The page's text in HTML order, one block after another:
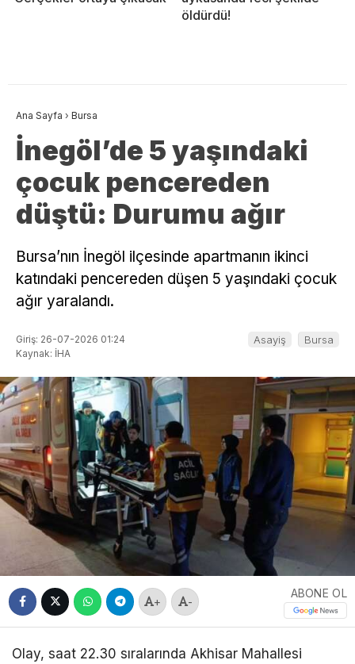
öldürdü!
Ana Sayfa › Bursa
İnegöl’de 5 yaşındaki
çocuk pencereden
düştü: Durumu ağır
Bursa’nın İnegöl ilçesinde apartmanın ikinci
katındaki pencereden düşen 5 yaşındaki çocuk
ağır yaralandı.
Giriş: 26-07-2026 01:24
Kaynak: İHA
Asayiş Bursa
+ -
ABONE OL
Olay, saat 22.30 sıralarında Akhisar Mahallesi